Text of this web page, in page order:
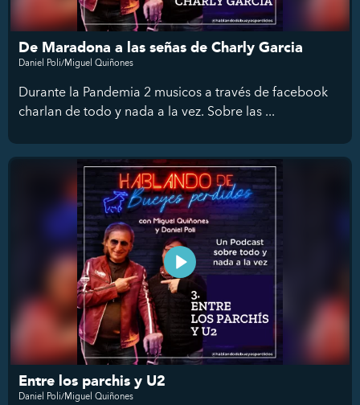
De Maradona a las señas de Charly Garcia
Daniel Poli/Miguel Quiñones
Durante la Pandemia 2 musicos a través de facebook
charlan de todo y nada a la vez. Sobre las ...
Entre los parchis y U2
Daniel Poli/Miguel Quiñones